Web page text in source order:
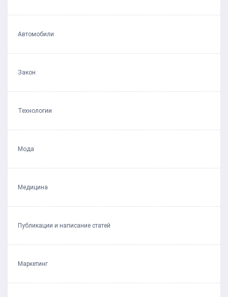
Автомобили
Закон
Технологии
Мода
Медицина
Публикации и написание статей
Маркетинг